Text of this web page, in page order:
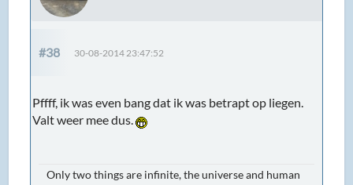
#38 30-08-2014 23:47:52
Pffff, ik was even bang dat ik was betrapt op liegen.
Valt weer mee dus.
Only two things are infinite, the universe and human